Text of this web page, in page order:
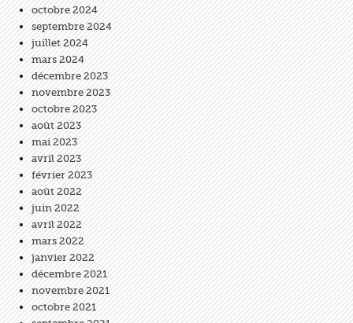
octobre 2024
septembre 2024
juillet 2024
mars 2024
décembre 2023
novembre 2023
octobre 2023
août 2023
mai 2023
avril 2023
février 2023
août 2022
juin 2022
avril 2022
mars 2022
janvier 2022
décembre 2021
novembre 2021
octobre 2021